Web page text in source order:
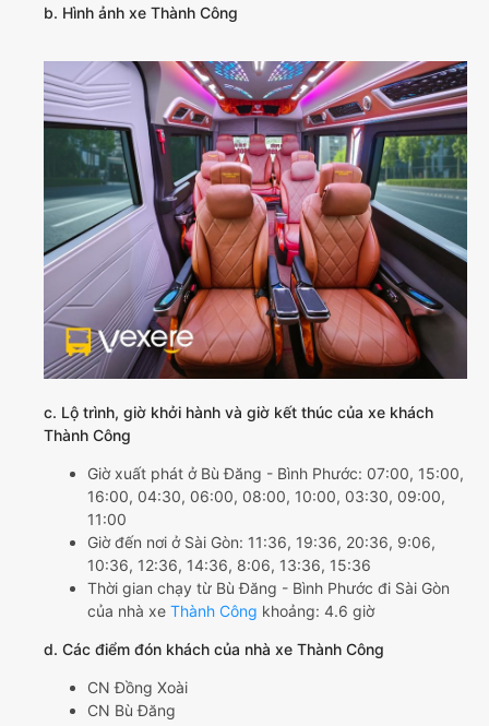
b. Hình ảnh xe Thành Công
c. Lộ trình, giờ khởi hành và giờ kết thúc của xe khách
Thành Công
Giờ xuất phát ở Bù Đăng - Bình Phước: 07:00, 15:00,
16:00, 04:30, 06:00, 08:00, 10:00, 03:30, 09:00,
11:00
Giờ đến nơi ở Sài Gòn: 11:36, 19:36, 20:36, 9:06,
10:36, 12:36, 14:36, 8:06, 13:36, 15:36
Thời gian chạy từ Bù Đăng - Bình Phước đi Sài Gòn
của nhà xe Thành Công khoảng: 4.6 giờ
d. Các điểm đón khách của nhà xe Thành Công
CN Đồng Xoài
CN Bù Đăng